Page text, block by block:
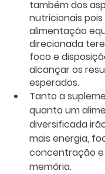
também dos
nutricionais
alimentação
direcionada
foco e
alcançar os
esperados.
Tanto a
quanto um
diversificada
mais energia,
concentração
memória.